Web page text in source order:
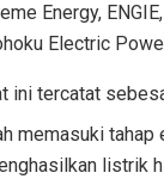
Energy,
Electric
ini tercatat
memasuki
listrik